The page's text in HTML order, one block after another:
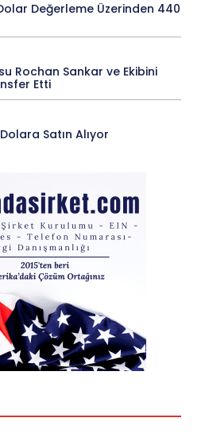
Değerleme Üzerinden 440
Rochan Sankar ve Ekibini
Etti
Satın Alıyor